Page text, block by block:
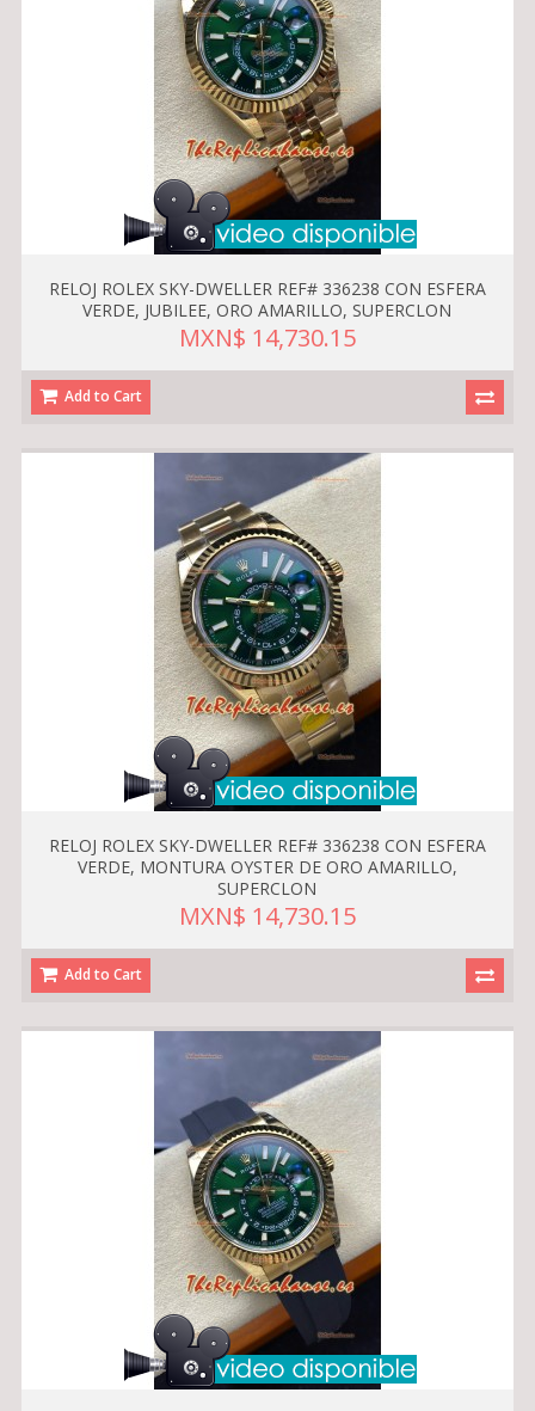
RELOJ ROLEX SKY-DWELLER REF# 336238 CON ESFERA
VERDE, JUBILEE, ORO AMARILLO, SUPERCLON
MXN$ 14,730.15
Add to Cart
RELOJ ROLEX SKY-DWELLER REF# 336238 CON ESFERA
VERDE, MONTURA OYSTER DE ORO AMARILLO,
SUPERCLON
MXN$ 14,730.15
Add to Cart